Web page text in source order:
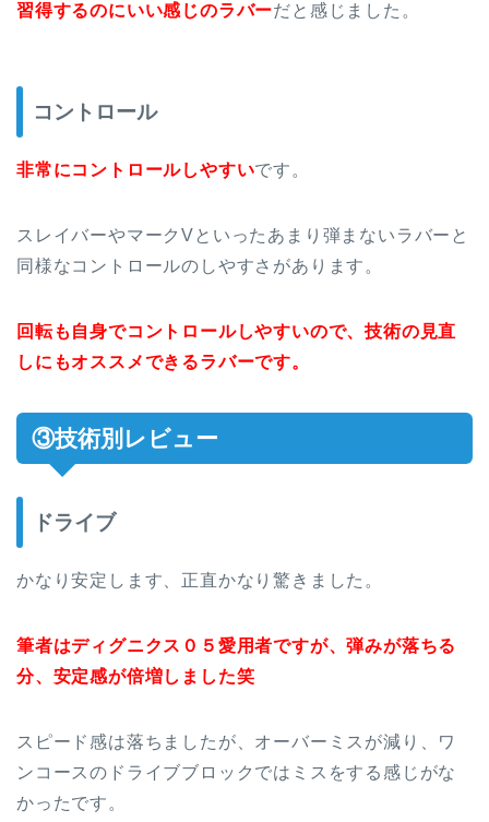
習得するのにいい感じのラバーだと感じました。
コントロール
非常にコントロールしやすいです。
スレイバーやマークVといったあまり弾まないラバーと
同様なコントロールのしやすさがあります。
回転も自身でコントロールしやすいので、技術の見直
しにもオススメできるラバーです。
③技術別レビュー
ドライブ
かなり安定します、正直かなり驚きました。
筆者はディグニクス０５愛用者ですが、弾みが落ちる
分、安定感が倍増しました笑
スピード感は落ちましたが、オーバーミスが減り、ワ
ンコースのドライブブロックではミスをする感じがな
かったです。